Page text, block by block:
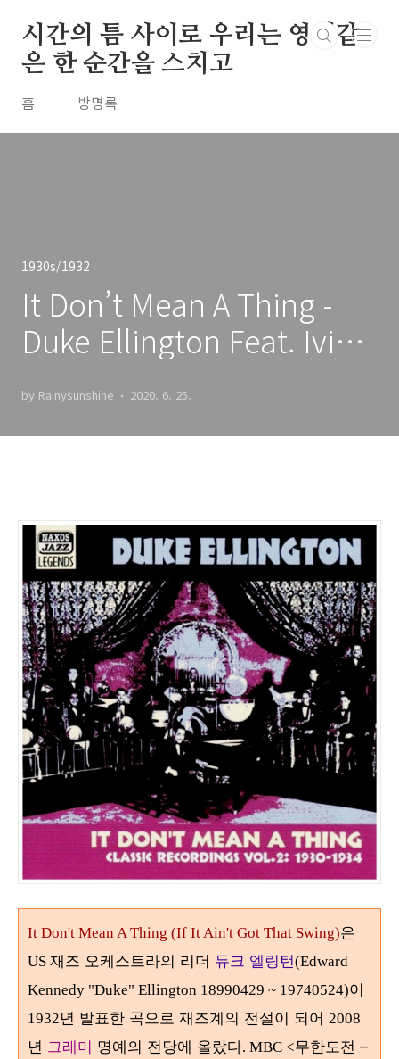
시간의 틈 사이로 우리는 영원같
은 한 순간을 스치고
홈 방명록
1930s/1932
It Don’t Mean A Thing -
Duke Ellington Feat. Ivie
by Rainysunshine 2020. 6. 25.
It Don't Mean A Thing (If It Ain't Got That Swing)은
US 재즈 오케스트라의 리더 듀크 엘링턴(Edward
Kennedy "Duke" Ellington 18990429 ~ 19740524)이
1932년 발표한 곡으로 재즈계의 전설이 되어 2008
년 그래미 명예의 전당에 올랐다. MBC <무한도전 –